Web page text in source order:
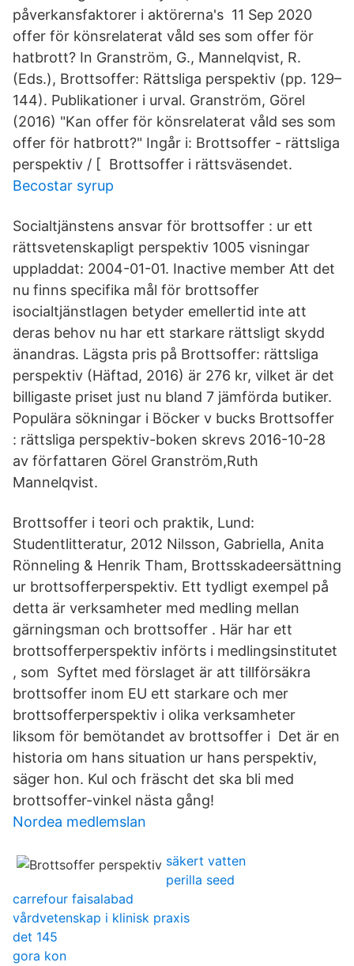
påverkansfaktorer i aktörerna's 11 Sep 2020
offer för könsrelaterat våld ses som offer för
hatbrott? In Granström, G., Mannelqvist, R.
(Eds.), Brottsoffer: Rättsliga perspektiv (pp. 129–
144). Publikationer i urval. Granström, Görel
(2016) "Kan offer för könsrelaterat våld ses som
offer för hatbrott?" Ingår i: Brottsoffer - rättsliga
perspektiv / [ Brottsoffer i rättsväsendet.
Becostar syrup
Socialtjänstens ansvar för brottsoffer : ur ett
rättsvetenskapligt perspektiv 1005 visningar
uppladdat: 2004-01-01. Inactive member Att det
nu finns specifika mål för brottsoffer
isocialtjänstlagen betyder emellertid inte att
deras behov nu har ett starkare rättsligt skydd
änandras. Lägsta pris på Brottsoffer: rättsliga
perspektiv (Häftad, 2016) är 276 kr, vilket är det
billigaste priset just nu bland 7 jämförda butiker.
Populära sökningar i Böcker v bucks Brottsoffer
: rättsliga perspektiv-boken skrevs 2016-10-28
av författaren Görel Granström,Ruth
Mannelqvist.
Brottsoffer i teori och praktik, Lund:
Studentlitteratur, 2012 Nilsson, Gabriella, Anita
Rönneling & Henrik Tham, Brottsskadeersättning
ur brottsofferperspektiv. Ett tydligt exempel på
detta är verksamheter med medling mellan
gärningsman och brottsoffer . Här har ett
brottsofferperspektiv införts i medlingsinstitutet
, som Syftet med förslaget är att tillförsäkra
brottsoffer inom EU ett starkare och mer
brottsofferperspektiv i olika verksamheter
liksom för bemötandet av brottsoffer i Det är en
historia om hans situation ur hans perspektiv,
säger hon. Kul och fräscht det ska bli med
brottsoffer-vinkel nästa gång!
Nordea medlemslan
säkert vatten
perilla seed
carrefour faisalabad
vårdvetenskap i klinisk praxis
det 145
gora kon